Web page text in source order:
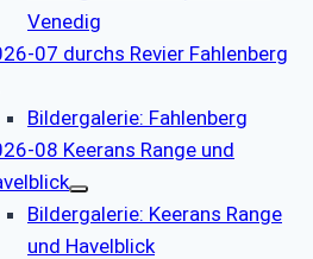
Venedig
07 durchs Revier Fahlenberg
Bildergalerie: Fahlenberg
08 Keerans Range und
Bildergalerie: Keerans Range
und Havelblick